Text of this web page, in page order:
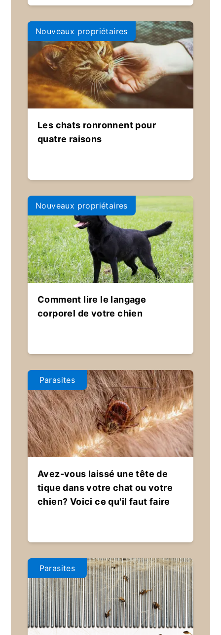
Nouveaux propriétaires
Les chats ronronnent pour
quatre raisons
Nouveaux propriétaires
Comment lire le langage
corporel de votre chien
Parasites
Avez-vous laissé une tête de
tique dans votre chat ou votre
chien? Voici ce qu'il faut faire
Parasites